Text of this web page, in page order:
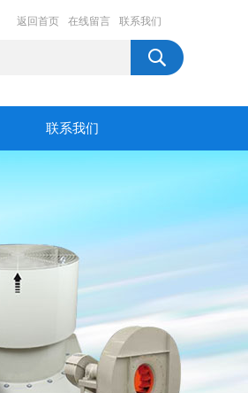
返回首页 在线留言 联系我们
联系我们